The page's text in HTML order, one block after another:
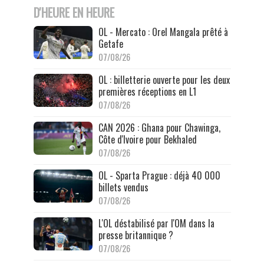
D'HEURE EN HEURE
OL - Mercato : Orel Mangala prêté à
Getafe
07/08/26
OL : billetterie ouverte pour les deux
premières réceptions en L1
07/08/26
CAN 2026 : Ghana pour Chawinga,
Côte d'Ivoire pour Bekhaled
07/08/26
OL - Sparta Prague : déjà 40 000
billets vendus
07/08/26
L'OL déstabilisé par l'OM dans la
presse britannique ?
07/08/26